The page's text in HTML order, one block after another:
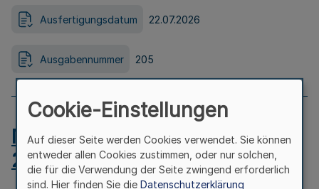
Ausfertigungsdatum 22.07.2026
Ausgabennummer 205
MB.NRW 2026 Nr. 204 vom
24.07.2026
Cookie-Einstellungen
Auf dieser Seite werden Cookies verwendet. Sie können
entweder allen Cookies zustimmen, oder nur solchen,
die für die Verwendung der Seite zwingend erforderlich
sind. Hier finden Sie die Datenschutzerklärung